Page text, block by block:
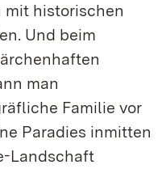
mit historischen
Und beim
man
Familie vor
Paradies inmitten
Landschaft